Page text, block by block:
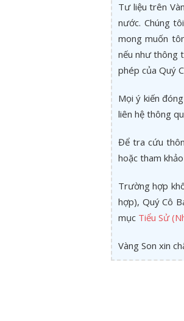
Tư liệu trên
nước. Chúng
mong muốn
nếu như thông
phép của Quý
Mọi ý kiến
liên hệ thông
Để tra cứu
hoặc tham
Trường hợp
hợp), Quý Cô
mục Tiểu Sử
Vàng Son xin